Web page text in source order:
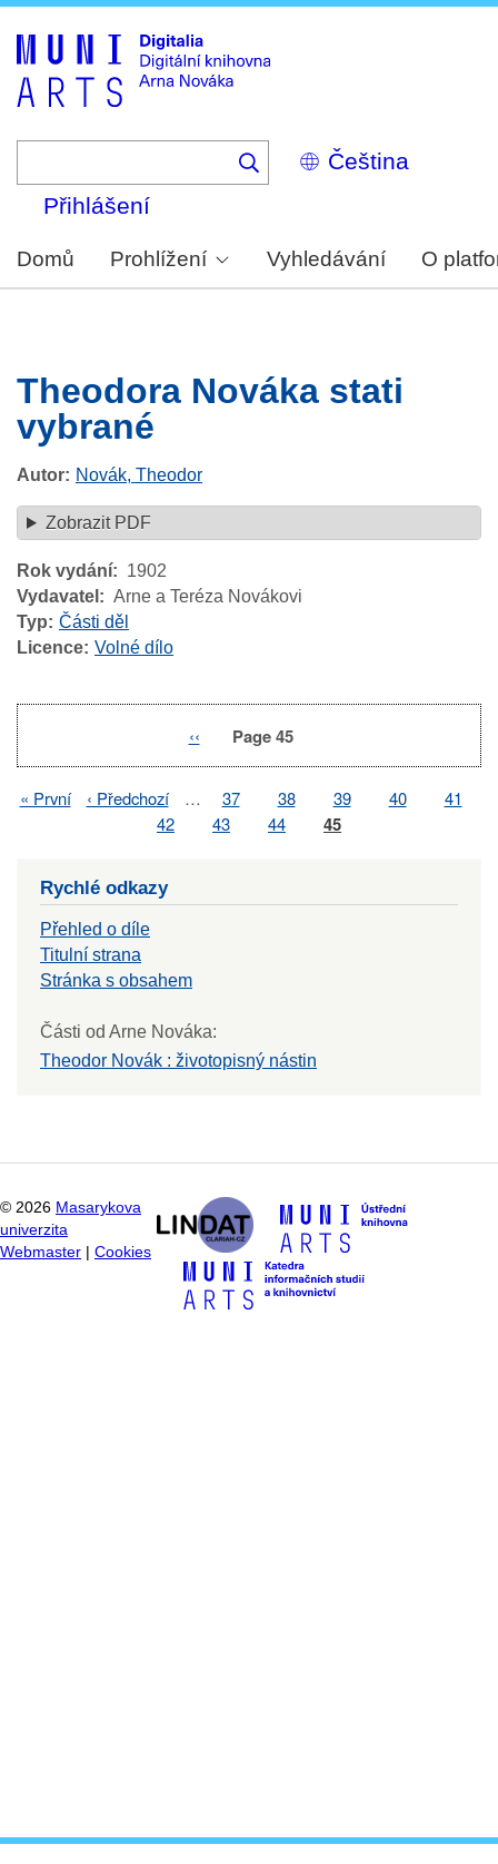
Select
your
Přihlášení
Domů Prohlížení Vyhledávání O
Theodora Nováka stati
vybrané
Autor Novák, Theodor
Zobrazit PDF
Rok vydání
1902
Vydavatel
Arne a Teréza Novákovi
Typ
Části děl
Licence Volné dílo
Previous
‹‹ Page 45
First
« První
Previous
‹ Předchozí … Page
37 Page
38 Page
39 Page
40 Page
41
Page
42 Page
43 Page
44 Page
45
Rychlé odkazy
Přehled o díle
Titulní strana
Stránka s obsahem
Části od Arne Nováka:
Theodor Novák : životopisný nástin
© 2026 Masarykova
univerzita
Webmaster
Cookies